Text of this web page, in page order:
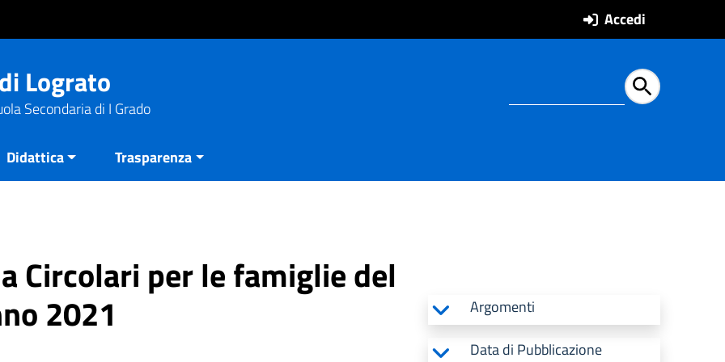
Accedi
Lograto
Secondaria di I Grado
Ricerca
Didattica Trasparenza
Circolari per le famiglie del
2021
Argomenti
Data di Pubblicazione